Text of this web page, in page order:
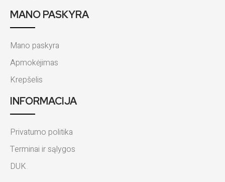
MANO PASKYRA
Mano paskyra
Apmokėjimas
Krepšelis
INFORMACIJA
Privatumo politika
Terminai ir sąlygos
DUK